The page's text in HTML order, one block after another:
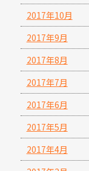
2017年10月
2017年9月
2017年8月
2017年7月
2017年6月
2017年5月
2017年4月